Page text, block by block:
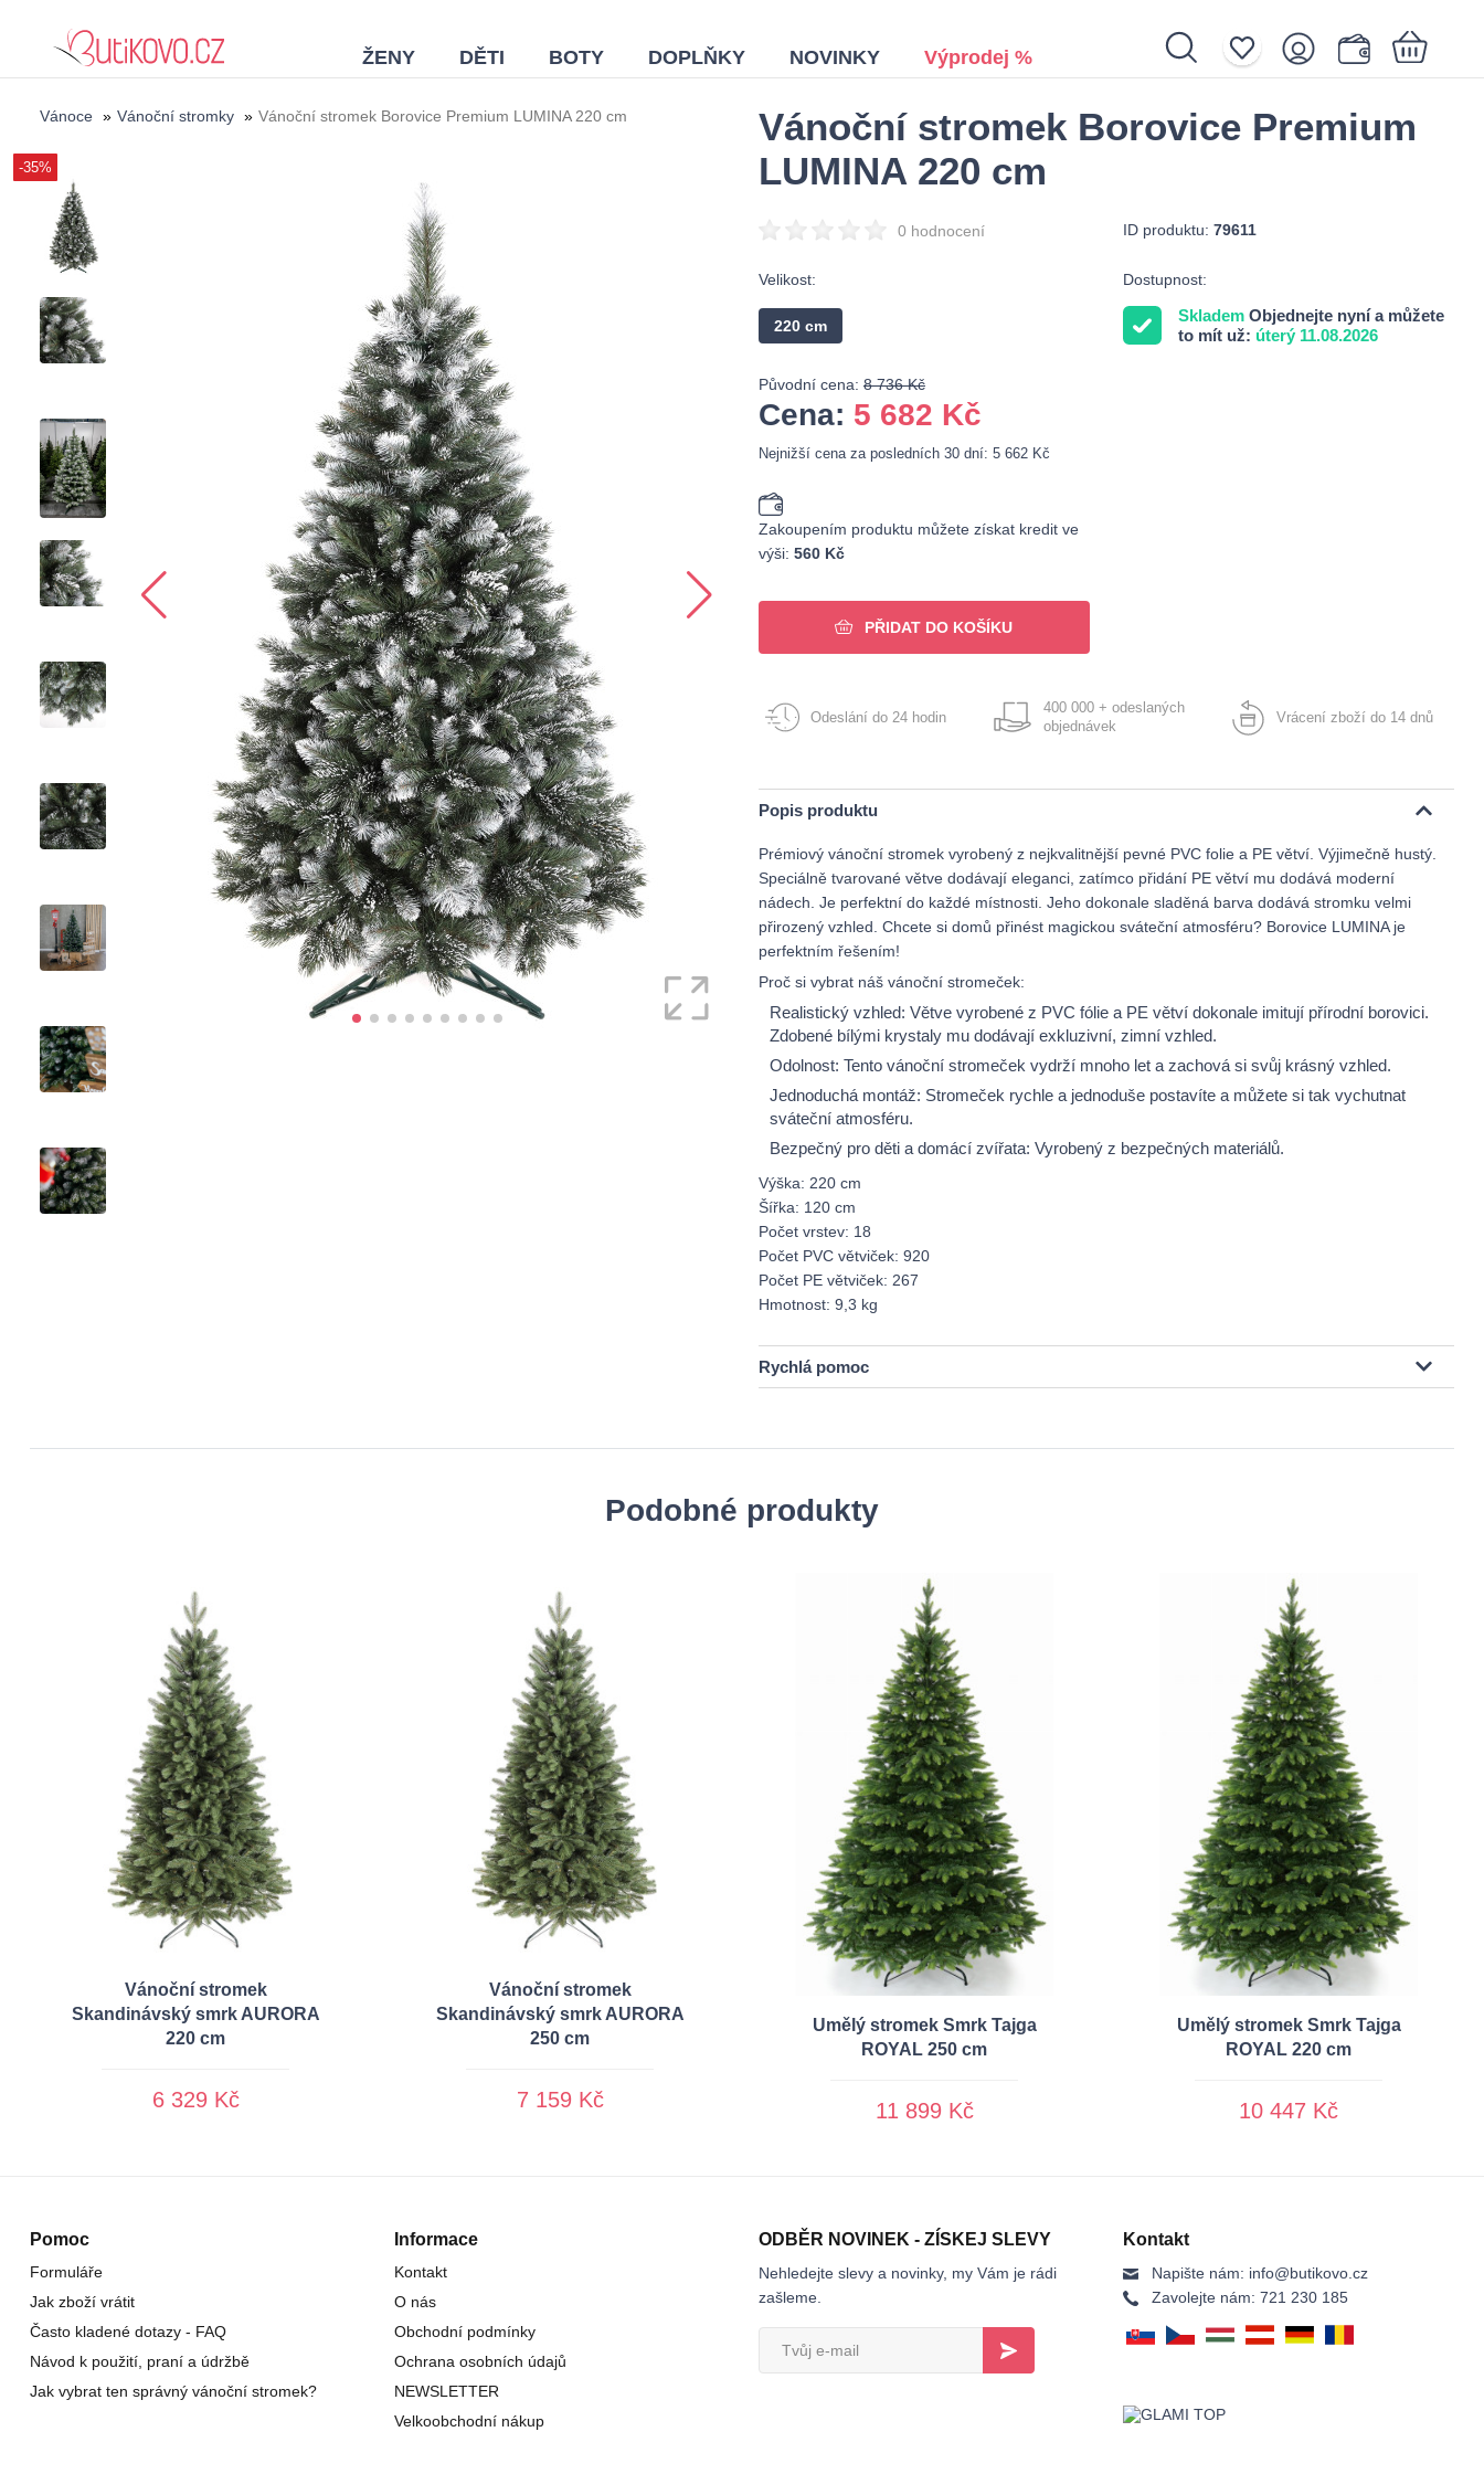
ŽENY DĚTI BOTY DOPLŇKY NOVINKY Výprodej %
Nákupní košík je prázdný.
Vánoce » Vánoční stromky » Vánoční stromek Borovice Premium LUMINA 220 cm
-35%
Vánoční stromek Borovice Premium
LUMINA 220 cm
0 hodnocení ID produktu: 79611
Dostupnost:
Skladem Objednejte nyní a můžete
to mít už: úterý 11.08.2026
Velikost:
220 cm
Původní cena: 8 736 Kč
Cena: 5 682 Kč
Nejnižší cena za posledních 30 dní: 5 662 Kč
Zakoupením produktu můžete získat kredit ve
výši: 560 Kč
PŘIDAT DO KOŠÍKU
Odeslání do 24 hodin
400 000 + odeslaných
objednávek
Vrácení zboží do 14 dnů
Popis produktu
Prémiový vánoční stromek vyrobený z nejkvalitnější pevné PVC folie a PE větví. Výjimečně hustý.
Speciálně tvarované větve dodávají eleganci, zatímco přidání PE větví mu dodává moderní
nádech. Je perfektní do každé místnosti. Jeho dokonale sladěná barva dodává stromku velmi
přirozený vzhled. Chcete si domů přinést magickou sváteční atmosféru? Borovice LUMINA je
perfektním řešením!
Proč si vybrat náš vánoční stromeček:
Realistický vzhled: Větve vyrobené z PVC fólie a PE větví dokonale imitují přírodní borovici.
Zdobené bílými krystaly mu dodávají exkluzivní, zimní vzhled.
Odolnost: Tento vánoční stromeček vydrží mnoho let a zachová si svůj krásný vzhled.
Jednoduchá montáž: Stromeček rychle a jednoduše postavíte a můžete si tak vychutnat
sváteční atmosféru.
Bezpečný pro děti a domácí zvířata: Vyrobený z bezpečných materiálů.
Výška: 220 cm
Šířka: 120 cm
Počet vrstev: 18
Počet PVC větviček: 920
Počet PE větviček: 267
Hmotnost: 9,3 kg
Rychlá pomoc
Podobné produkty
Vánoční stromek
Skandinávský smrk AURORA
220 cm
6 329 Kč
Vánoční stromek
Skandinávský smrk AURORA
250 cm
7 159 Kč
Umělý stromek Smrk Tajga
ROYAL 250 cm
11 899 Kč
Umělý stromek Smrk Tajga
ROYAL 220 cm
10 447 Kč
Pomoc
Formuláře
Jak zboží vrátit
Často kladené dotazy - FAQ
Návod k použití, praní a údržbě
Jak vybrat ten správný vánoční stromek?
Informace
Kontakt
O nás
Obchodní podmínky
Ochrana osobních údajů
NEWSLETTER
Velkoobchodní nákup
ODBĚR NOVINEK - ZÍSKEJ SLEVY
Nehledejte slevy a novinky, my Vám je rádi
zašleme.
Kontakt
Napište nám: info@butikovo.cz
Zavolejte nám: 721 230 185